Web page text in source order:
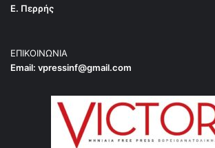
Ε. Περρής
ΕΠΙΚΟΙΝΩΝΙΑ
Email: vpressinf@gmail.com